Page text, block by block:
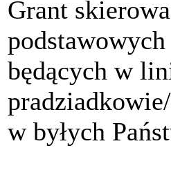
Grant
będących w
w byłych